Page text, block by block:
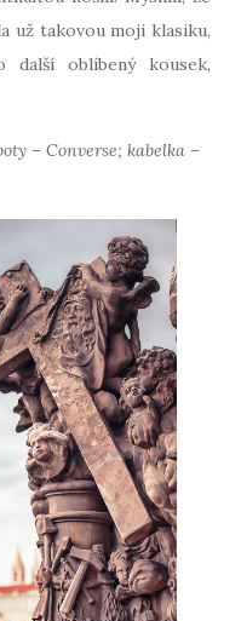
už takovou moji klasiku,
oblíbený kousek,
– Converse; kabelka –